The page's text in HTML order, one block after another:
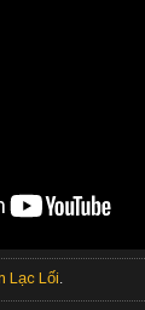
Lạc Lối